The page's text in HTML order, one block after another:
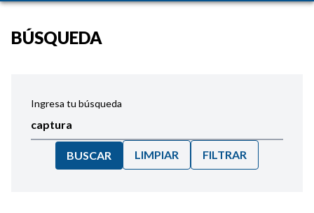
BÚSQUEDA
Ingresa tu búsqueda
BUSCAR LIMPIAR FILTRAR